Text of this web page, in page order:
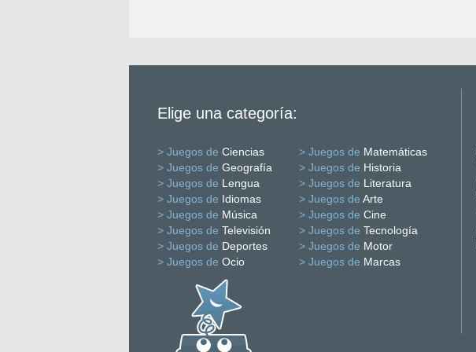
Elige una categoría:
> Juegos de Ciencias > Juegos de Matemáticas
> Juegos de Geografía > Juegos de Historia
> Juegos de Lengua > Juegos de Literatura
> Juegos de Idiomas > Juegos de Arte
> Juegos de Música > Juegos de Cine
> Juegos de Televisión > Juegos de Tecnología
> Juegos de Deportes > Juegos de Motor
> Juegos de Ocio > Juegos de Marcas